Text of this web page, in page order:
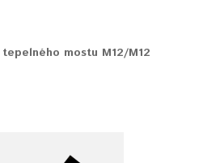
mostu M12/M12